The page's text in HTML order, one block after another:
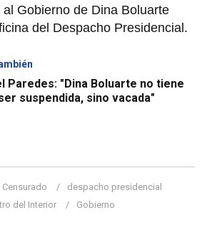
Gobierno de Dina Boluarte
del Despacho Presidencial.
Paredes: "Dina Boluarte no tiene
suspendida, sino vacada"
Censurado
despacho presidencial
del Interior
Gobierno